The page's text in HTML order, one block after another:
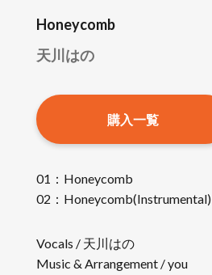
Honeycomb
天川はの
購入一覧
01：Honeycomb
02：Honeycomb(Instrumental)
Vocals / 天川はの
Music & Arrangement / you